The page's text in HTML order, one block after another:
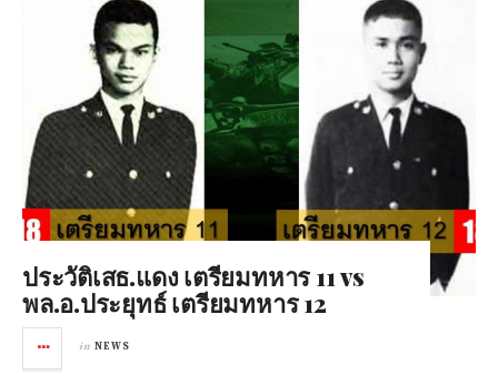
ประวัติเสธ.แดง เตรียมทหาร 11 vs
พล.อ.ประยุทธ์ เตรียมทหาร 12
in NEWS